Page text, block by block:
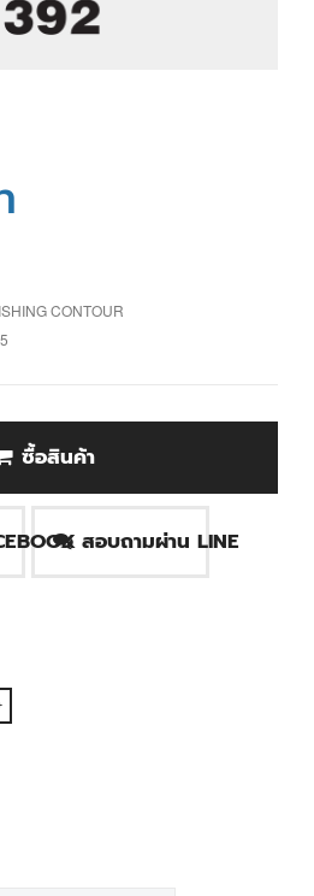
CONTOUR
ซื้อสินค้า
สอบถามผ่าน LINE